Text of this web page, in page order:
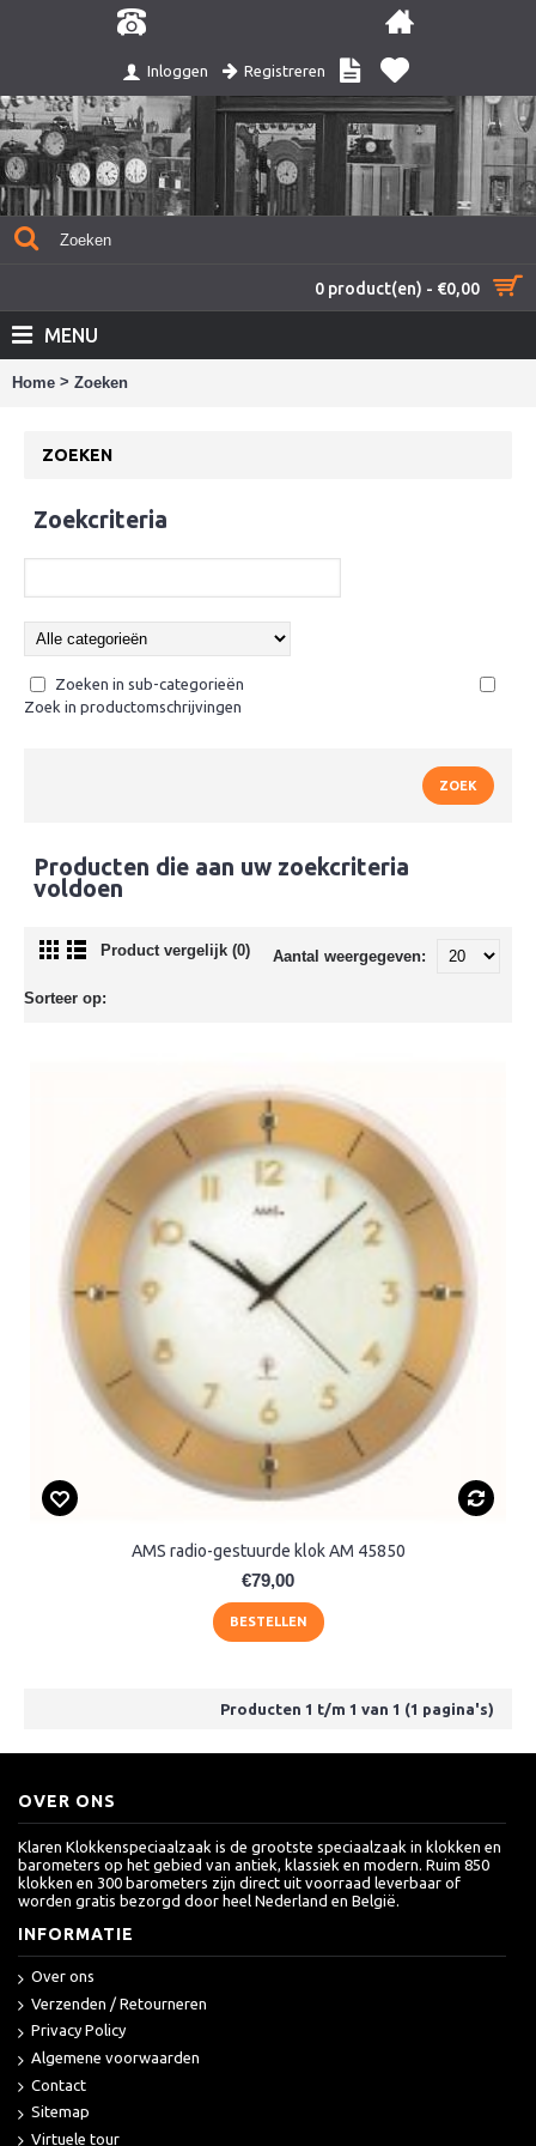
Inloggen Registreren
0 product(en) - €0,00
MENU
Home > Zoeken
ZOEKEN
Zoekcriteria
Zoeken in sub-categorieën
Zoek in productomschrijvingen
Producten die aan uw zoekcriteria
voldoen
Product vergelijk (0) Aantal weergegeven:
Sorteer op:
AMS radio-gestuurde klok AM 45850
€79,00
BESTELLEN
Producten 1 t/m 1 van 1 (1 pagina's)
OVER ONS
Klaren Klokkenspeciaalzaak is de grootste speciaalzaak in klokken en
barometers op het gebied van antiek, klassiek en modern. Ruim 850
klokken en 300 barometers zijn direct uit voorraad leverbaar of
worden gratis bezorgd door heel Nederland en België.
INFORMATIE
Over ons
Verzenden / Retourneren
Privacy Policy
Algemene voorwaarden
Contact
Sitemap
Virtuele tour